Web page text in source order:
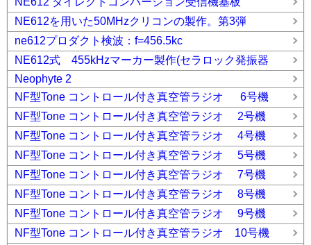
NE612を用いた50MHzクリコンの製作。第3弾
ne612プロダクト検波：f=456.5kc
NE612式 455kHzマーカー製作(セラロック発振器
Neophyte 2
NF型Tone コントロール付き真空管ラジオ 6号機
NF型Tone コントロール付き真空管ラジオ 2号機
NF型Tone コントロール付き真空管ラジオ 4号機
NF型Tone コントロール付き真空管ラジオ 5号機
NF型Tone コントロール付き真空管ラジオ 7号機
NF型Tone コントロール付き真空管ラジオ 8号機
NF型Tone コントロール付き真空管ラジオ 9号機
NF型Tone コントロール付き真空管ラジオ 10号機